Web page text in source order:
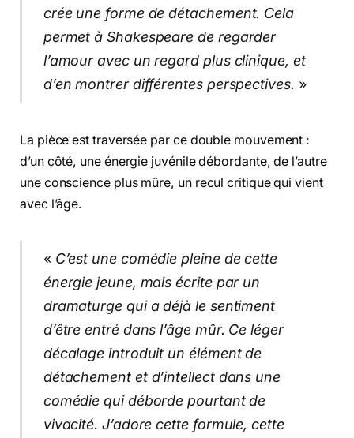
crée une forme de détachement. Cela
permet à Shakespeare de regarder
l’amour avec un regard plus clinique, et
d’en montrer différentes perspectives. »
La pièce est traversée par ce double mouvement :
d’un côté, une énergie juvénile débordante, de l’autre
une conscience plus mûre, un recul critique qui vient
avec l’âge.
« C’est une comédie pleine de cette
énergie jeune, mais écrite par un
dramaturge qui a déjà le sentiment
d’être entré dans l’âge mûr. Ce léger
décalage introduit un élément de
détachement et d’intellect dans une
comédie qui déborde pourtant de
vivacité. J’adore cette formule, cette